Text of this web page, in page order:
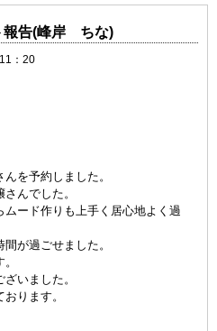
報告(峰岸 ちな)
：20
を予約しました。
んでした。
ード作りも上手く居心地よく過
が過ごせました。
いました。
ります。